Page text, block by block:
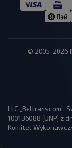
© 2005-2026
LLC
100136088 (UNP) z
Komitet